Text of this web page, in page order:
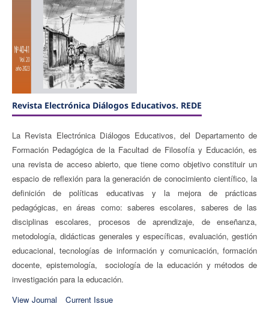
Revista Electrónica Diálogos Educativos. REDE
La Revista Electrónica Diálogos Educativos, del Departamento de
Formación Pedagógica de la Facultad de Filosofía y Educación, es
una revista de acceso abierto, que tiene como objetivo constituir un
espacio de reflexión para la generación de conocimiento científico, la
definición de políticas educativas y la mejora de prácticas
pedagógicas, en áreas como: saberes escolares, saberes de las
disciplinas escolares, procesos de aprendizaje, de enseñanza,
metodología, didácticas generales y específicas, evaluación, gestión
educacional, tecnologías de información y comunicación, formación
docente, epistemología, sociología de la educación y métodos de
investigación para la educación.
View Journal
Current Issue